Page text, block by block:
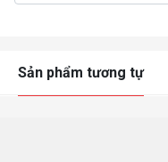
Sản phẩm tương tự